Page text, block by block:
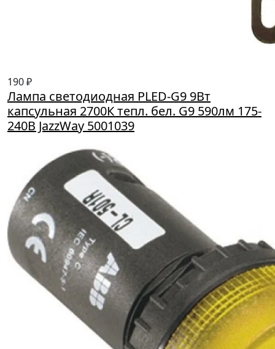
190 ₽
Лампа светодиодная PLED-G9 9Вт
капсульная 2700К тепл. бел. G9 590лм 175-
240В JazzWay 5001039